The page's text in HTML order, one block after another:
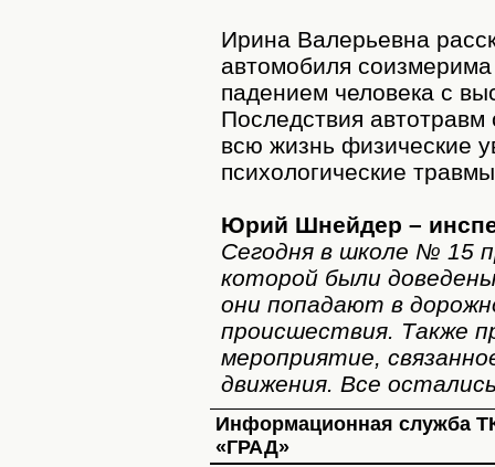
Ирина Валерьевна
автомобиля
падением человека с
Последствия
всю жизнь физические
психологические
Юрий Шнейдер –
Сегодня в школе № 15
которой были
они попадают в
происшествия. Также
мероприятие,
движения. Все
Информационная служба
«ГРАД»